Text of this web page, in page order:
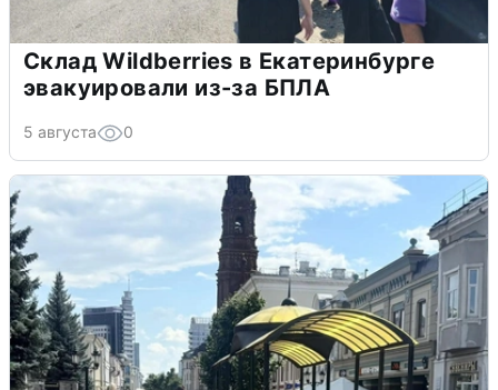
Склад Wildberries в Екатеринбурге
эвакуировали из-за БПЛА
5 августа 0